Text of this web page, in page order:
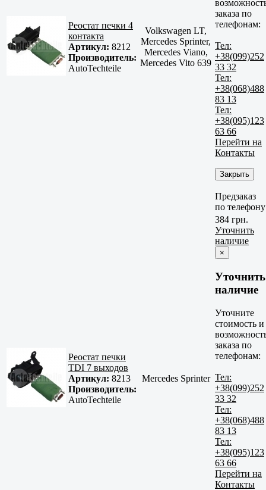
Реостат печки 4
контакта
Артикул: 8212
Производитель:
AutoTechteile
Volkswagen LT,
Mercedes Sprinter,
Mercedes Viano,
Mercedes Vito 639
заказа по
телефонам:
Тел:
+38(099)252
33 32
Тел:
+38(068)488
83 13
Тел:
+38(095)123
63 66
Перейти на
Контакты
Закрыть
Предзаказ
по телефону
Реостат печки
TDI 7 выходов
Артикул: 8213
Производитель:
AutoTechteile
Mercedes Sprinter
384 грн.
Уточнить
наличие
×
Уточнить
наличие
Уточните
стоимость и
заказа по
телефонам:
Тел:
+38(099)252
33 32
Тел:
+38(068)488
83 13
Тел:
+38(095)123
63 66
Перейти на
Контакты